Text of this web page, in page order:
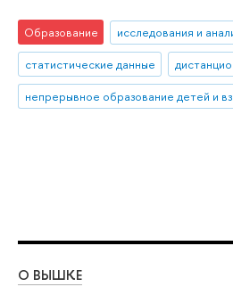
Образование
исследования и
статистические данные
О ВЫШКЕ